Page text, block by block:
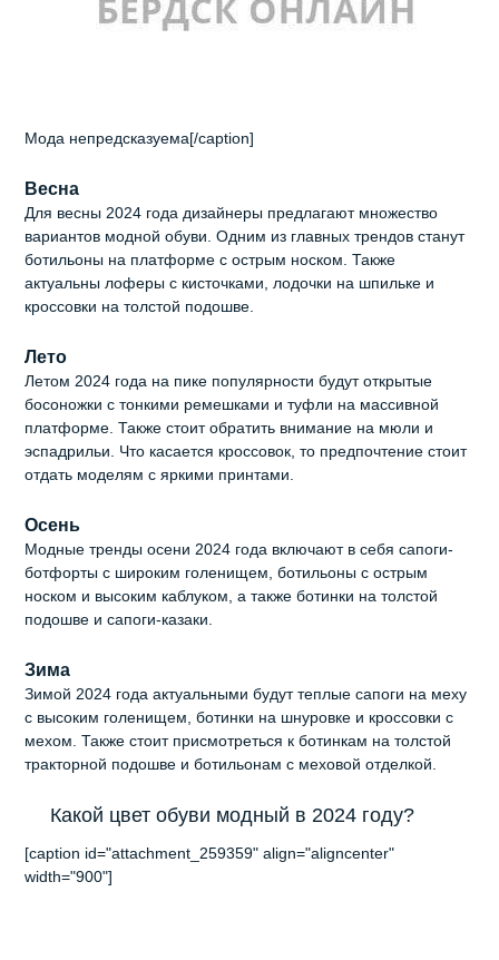
Мода непредсказуема[/caption]
Весна
Для весны 2024 года дизайнеры предлагают множество
вариантов модной обуви. Одним из главных трендов станут
ботильоны на платформе с острым носком. Также
актуальны лоферы с кисточками, лодочки на шпильке и
кроссовки на толстой подошве.
Лето
Летом 2024 года на пике популярности будут открытые
босоножки с тонкими ремешками и туфли на массивной
платформе. Также стоит обратить внимание на мюли и
эспадрильи. Что касается кроссовок, то предпочтение стоит
отдать моделям с яркими принтами.
Осень
Модные тренды осени 2024 года включают в себя сапоги-
ботфорты с широким голенищем, ботильоны с острым
носком и высоким каблуком, а также ботинки на толстой
подошве и сапоги-казаки.
Зима
Зимой 2024 года актуальными будут теплые сапоги на меху
с высоким голенищем, ботинки на шнуровке и кроссовки с
мехом. Также стоит присмотреться к ботинкам на толстой
тракторной подошве и ботильонам с меховой отделкой.
Какой цвет обуви модный в 2024 году?
[caption id="attachment_259359" align="aligncenter"
width="900"]